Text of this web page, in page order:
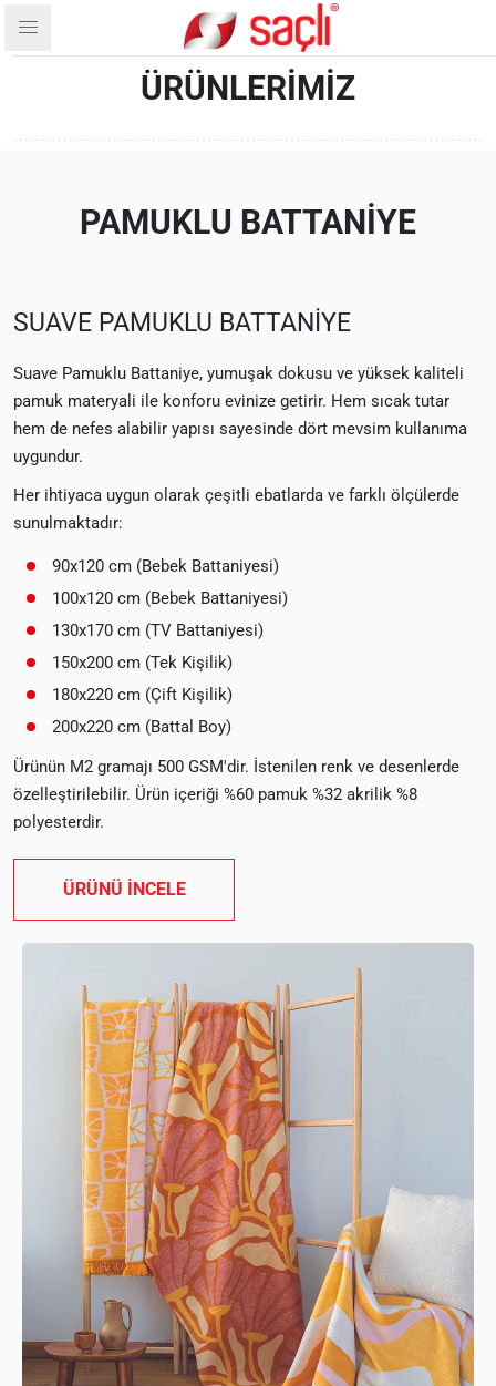
ÜRÜNLERIMIZ
PAMUKLU BATTANİYE
SUAVE PAMUKLU BATTANİYE
Suave Pamuklu Battaniye, yumuşak dokusu ve yüksek kaliteli
pamuk materyali ile konforu evinize getirir. Hem sıcak tutar
hem de nefes alabilir yapısı sayesinde dört mevsim kullanıma
uygundur.
Her ihtiyaca uygun olarak çeşitli ebatlarda ve farklı ölçülerde
sunulmaktadır:
90x120 cm (Bebek Battaniyesi)
100x120 cm (Bebek Battaniyesi)
130x170 cm (TV Battaniyesi)
150x200 cm (Tek Kişilik)
180x220 cm (Çift Kişilik)
200x220 cm (Battal Boy)
Ürünün M2 gramajı 500 GSM'dir. İstenilen renk ve desenlerde
özelleştirilebilir. Ürün içeriği %60 pamuk %32 akrilik %8
polyesterdir.
ÜRÜNÜ İNCELE